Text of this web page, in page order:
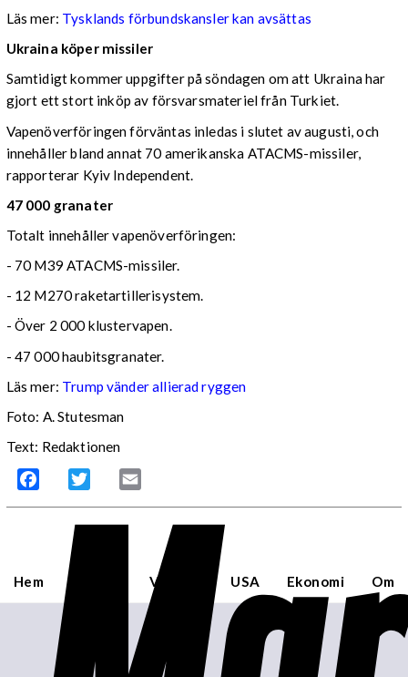
Läs mer: Tysklands förbundskansler kan avsättas
Ukraina köper missiler
Samtidigt kommer uppgifter på söndagen om att Ukraina har
gjort ett stort inköp av försvarsmateriel från Turkiet.
Vapenöverföringen förväntas inledas i slutet av augusti, och
innehåller bland annat 70 amerikanska ATACMS-missiler,
rapporterar Kyiv Independent.
47 000 granater
Totalt innehåller vapenöverföringen:
- 70 M39 ATACMS-missiler.
- 12 M270 raketartillerisystem.
- Över 2 000 klustervapen.
- 47 000 haubitsgranater.
Läs mer: Trump vänder allierad ryggen
Foto: A. Stutesman
Text: Redaktionen
Facebook Twitter
Hem Världen USA Ekonomi Om